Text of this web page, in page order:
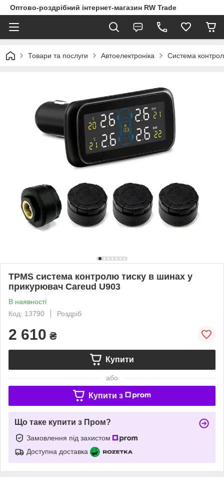
Оптово-роздрібний інтернет-магазин RW Trade
Товари та послуги Автоелектроніка Система
TPMS система контролю тиску в шинах у
прикурювач Careud U903
В наявності
Код: 13790
Роздріб
2 610 ₴
Купити
або
Купити з
Що таке купити з Пром?
Замовлення під захистом
Доступна доставка